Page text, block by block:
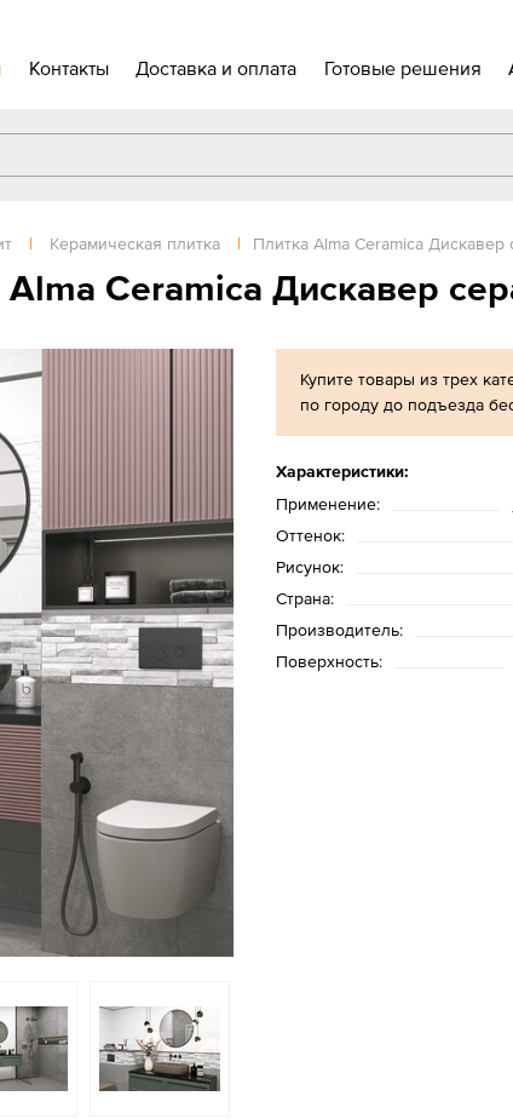
Контакты Доставка и оплата Готовые решения
| Керамическая плитка | Плитка Alma Ceramica Дискавер
Ceramica Дискавер
Купите товары из трех
по городу до подъезда
Характеристики:
Применение:
Оттенок:
Рисунок:
Страна:
Производитель:
Поверхность: